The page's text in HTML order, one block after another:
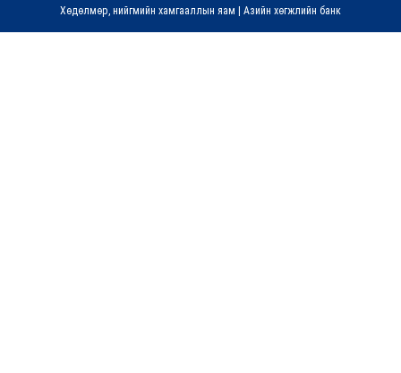
Хөдөлмөр, нийгмийн хамгааллын яам
Азийн хөгжлийн банк